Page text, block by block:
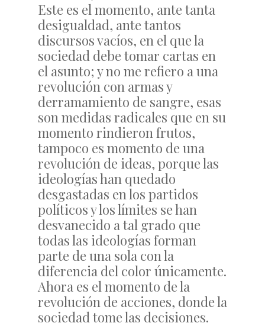
Este es el momento, ante tanta
desigualdad, ante tantos
discursos vacíos, en el que la
sociedad debe tomar cartas en
el asunto; y no me refiero a una
revolución con armas y
derramamiento de sangre, esas
son medidas radicales que en su
momento rindieron frutos,
tampoco es momento de una
revolución de ideas, porque las
ideologías han quedado
desgastadas en los partidos
políticos y los límites se han
desvanecido a tal grado que
todas las ideologías forman
parte de una sola con la
diferencia del color únicamente.
Ahora es el momento de la
revolución de acciones, donde la
sociedad tome las decisiones.